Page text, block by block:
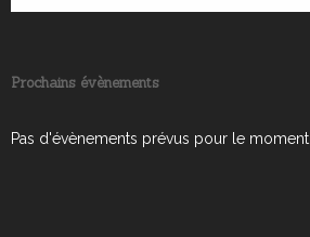
Prochains évènements
Pas d'évènements prévus pour le moment.